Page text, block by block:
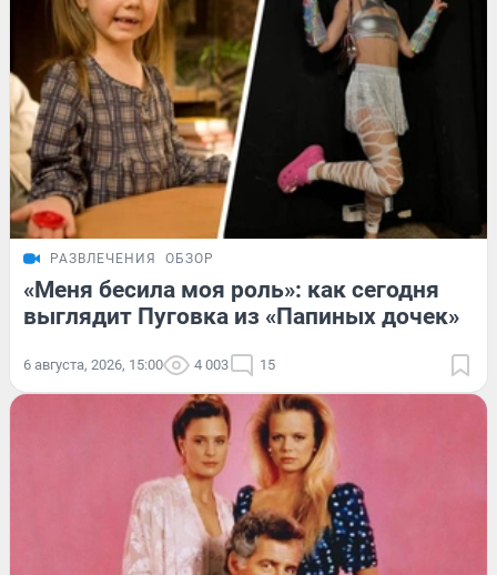
РАЗВЛЕЧЕНИЯ ОБЗОР
«Меня бесила моя роль»: как сегодня
выглядит Пуговка из «Папиных дочек»
6 августа, 2026, 15:00 4 003 15